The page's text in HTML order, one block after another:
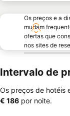
Os preços e a
mudam
ofertas que
nos sites de
Intervalo de
Os preços de hotéis
‎€ 186 por noite.